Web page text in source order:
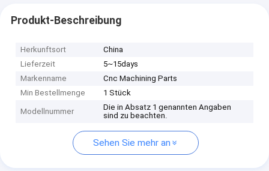
Produkt-Beschreibung
Herkunftsort
China
Lieferzeit
5~15days
Markenname
Cnc Machining Parts
Min Bestellmenge
1 Stück
Modellnummer
Die in Absatz 1 genannten Angaben
sind zu beachten.
Sehen Sie mehr an